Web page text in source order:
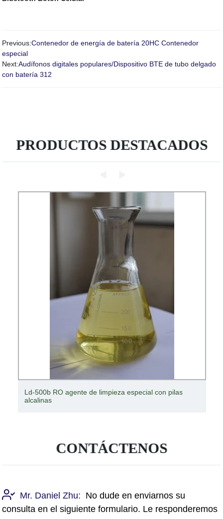
Previous:Contenedor de energía de batería 20HC Contenedor
especial
Next:Audífonos digitales populares/Dispositivo BTE de tubo delgado
con batería 312
PRODUCTOS DESTACADOS
Ld-500b RO agente de limpieza especial con pilas
alcalinas
CONTÁCTENOS
Mr. Daniel Zhu: No dude en enviarnos su
consulta en el siguiente formulario. Le responderemos